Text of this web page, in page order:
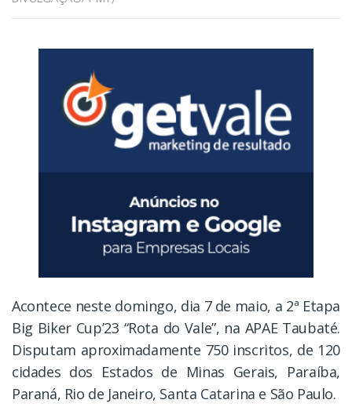
Acontece neste domingo, dia 7 de maio, a 2ª Etapa
Big Biker Cup’23 “Rota do Vale”, na APAE Taubaté.
Disputam aproximadamente 750 inscritos, de 120
cidades dos Estados de Minas Gerais, Paraíba,
Paraná, Rio de Janeiro, Santa Catarina e São Paulo.